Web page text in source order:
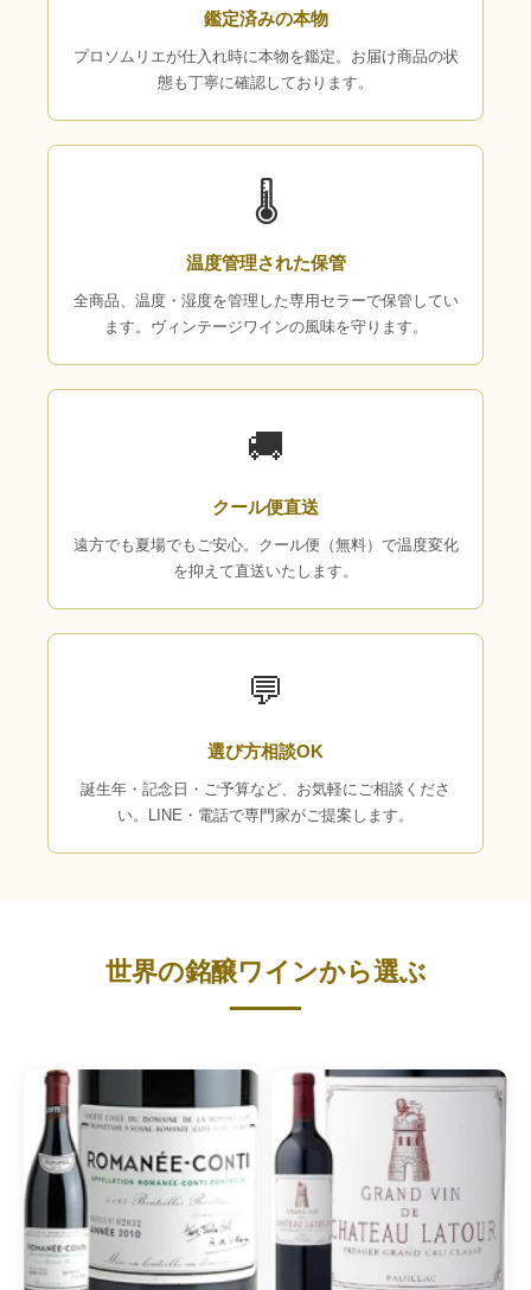
鑑定済みの本物
プロソムリエが仕入れ時に本物を鑑定。お届け商品の状
態も丁寧に確認しております。
🌡
温度管理された保管
全商品、温度・湿度を管理した専用セラーで保管してい
ます。ヴィンテージワインの風味を守ります。
🚚
クール便直送
遠方でも夏場でもご安心。クール便（無料）で温度変化
を抑えて直送いたします。
💬
選び方相談OK
誕生年・記念日・ご予算など、お気軽にご相談くださ
い。LINE・電話で専門家がご提案します。
世界の銘醸ワインから選ぶ